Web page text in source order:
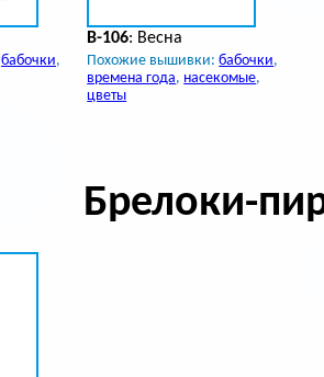
бабочки,
B-106: Весна
Похожие вышивки:бабочки,
времена года, насекомые,
цветы
Брелоки-